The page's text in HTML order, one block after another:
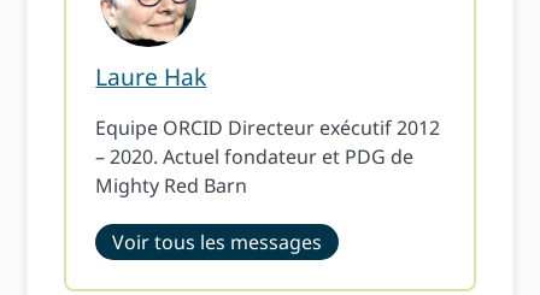
Laure Hak
Equipe ORCID Directeur exécutif 2012
– 2020. Actuel fondateur et PDG de
Mighty Red Barn
Voir tous les messages